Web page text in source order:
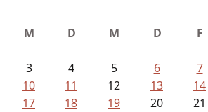
M D M D F
3
4 5 6 7
10
11 12 13 14
17
18 19 20 21